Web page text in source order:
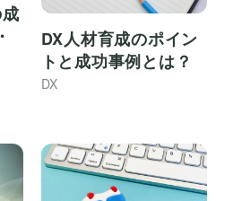
DX人材育成のポイン
トと成功事例とは？
DX